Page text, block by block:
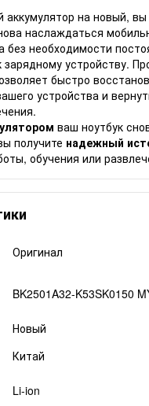
на новый, вы
наслаждаться
без необходимости
устройству.
быстро
устройства и
ваш ноутбук
получите надежный
обучения или
Оригинал
BK2501A32-K53SK0150
Новый
Китай
Li-ion